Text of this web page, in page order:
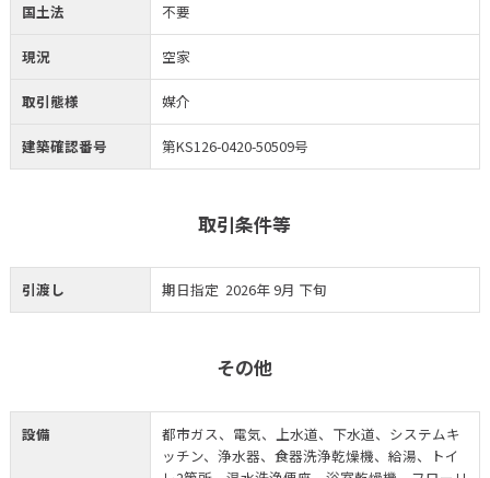
国土法 不要
現況 空家
取引態様 媒介
建築確認番号 第KS126-0420-50509号
取引条件等
引渡し 期日指定 2026年 9月 下旬
その他
設備
都市ガス、電気、上水道、下水道、システムキ
ッチン、浄水器、食器洗浄乾燥機、給湯、トイ